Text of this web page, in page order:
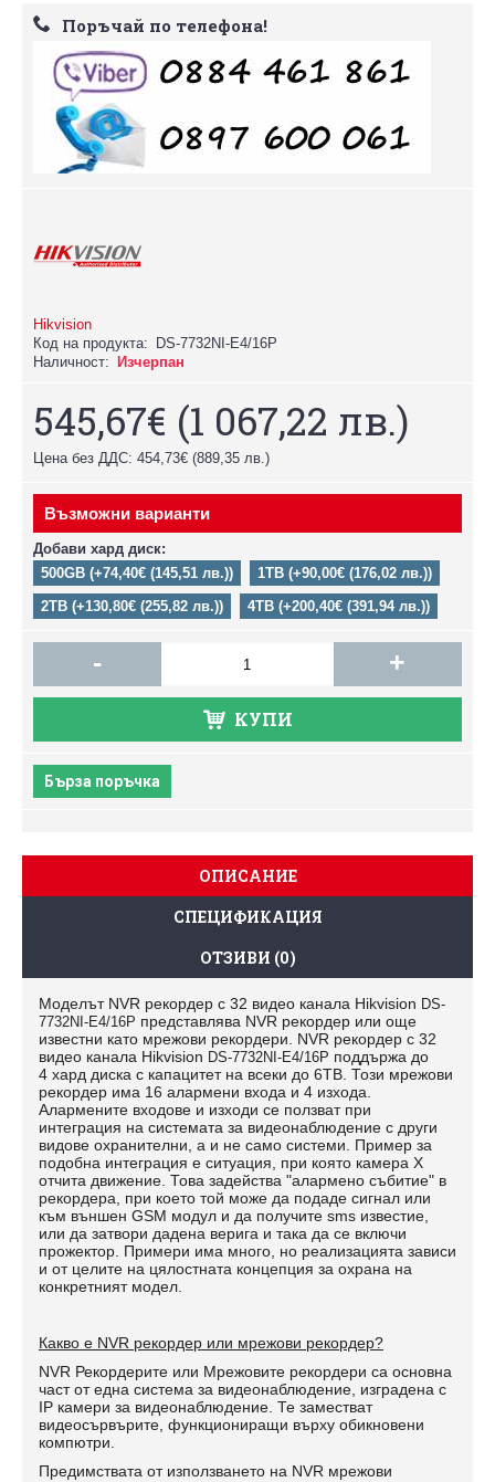
Поръчай по телефона!
Hikvision
Код на продукта:
DS-7732NI-E4/16P
Наличност:
Изчерпан
545,67€ (1 067,22 лв.)
Цена без ДДС: 454,73€ (889,35 лв.)
Възможни варианти
Добави хард диск:
500GB (+74,40€ (145,51 лв.))
1TB (+90,00€ (176,02 лв.))
2TB (+130,80€ (255,82 лв.))
4TB (+200,40€ (391,94 лв.))
- +
КУПИ
Бърза поръчка
ОПИСАНИЕ
СПЕЦИФИКАЦИЯ
ОТЗИВИ (0)
Моделът NVR рекордер с 32 видео канала Hikvision DS-
7732NI-E4/16P представлява NVR рекордер или още
известни като мрежови рекордери. NVR рекордер с 32
видео канала Hikvision DS-7732NI-E4/16P поддържа до
4 хард диска с капацитет на всеки до 6TB. Този мрежови
рекордер има 16 алармени входа и 4 изхода.
Алармените входове и изходи се ползват при
интеграция на системата за видеонаблюдение с други
видове охранителни, а и не само системи. Пример за
подобна интеграция е ситуация, при която камера Х
отчита движение. Това задейства "алармено събитие" в
рекордера, при което той може да подаде сигнал или
към външен GSM модул и да получите sms известие,
или да затвори дадена верига и така да се включи
прожектор. Примери има много, но реализацията зависи
и от целите на цялостната концепция за охрана на
конкретният модел.
Какво е NVR рекордер или мрежови рекордер?
NVR Рекордерите или Мрежовите рекордери са основна
част от една система за видеонаблюдение, изградена с
IP камери за видеонаблюдение. Те заместват
видеосървърите, функциониращи върху обикновени
компютри.
Предимствата от използването на NVR мрежови